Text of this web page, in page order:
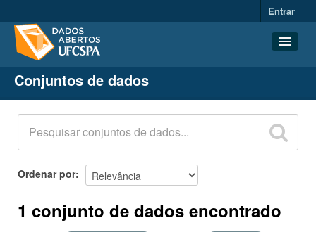
Entrar
Conjuntos de dados
Organizações
Grupos
Sobre
Conjuntos de dados
Ordenar por
1 conjunto de dados encontrado